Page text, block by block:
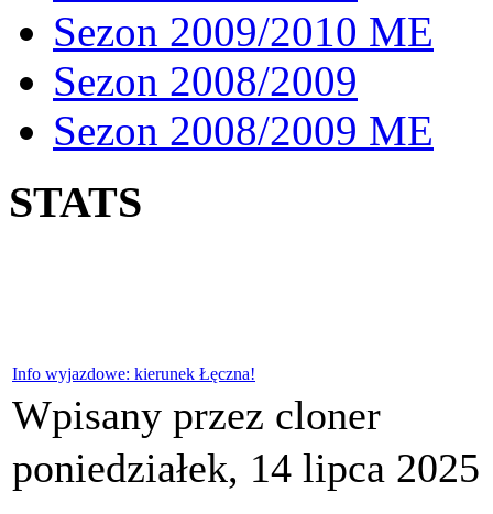
Sezon 2009/2010 ME
Sezon 2008/2009
Sezon 2008/2009 ME
STATS
Info wyjazdowe: kierunek Łęczna!
Wpisany przez cloner
poniedziałek, 14 lipca 2025